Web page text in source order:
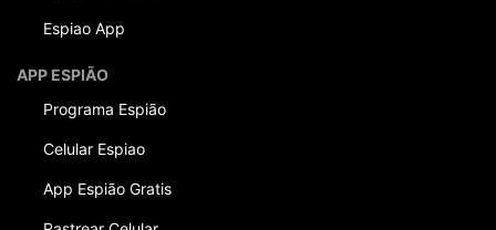
Espiao App
APP ESPIÃO
Programa Espião
Celular Espiao
App Espião Gratis